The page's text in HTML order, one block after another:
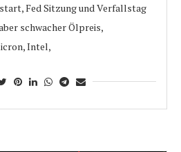
Fed Sitzung und Verfallstag
schwacher Ölpreis,
Intel,